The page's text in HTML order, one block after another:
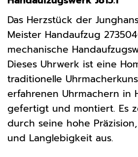
Das Herzstück der
Meister Handaufzug
mechanische
Dieses Uhrwerk ist eine
traditionelle
erfahrenen Uhrmachern in
gefertigt und montiert. Es
durch seine hohe
und Langlebigkeit aus.